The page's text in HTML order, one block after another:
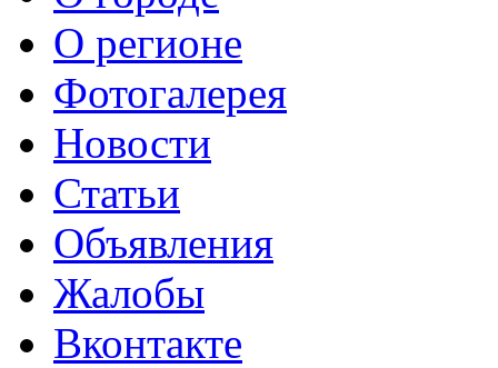
О регионе
Фотогалерея
Новости
Статьи
Объявления
Жалобы
Вконтакте